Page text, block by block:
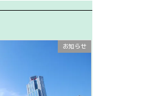
お知らせ